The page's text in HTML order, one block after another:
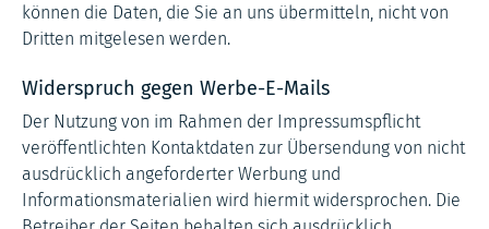
können die Daten, die Sie an uns übermitteln, nicht von
Dritten mitgelesen werden.
Widerspruch gegen Werbe-E-Mails
Der Nutzung von im Rahmen der Impressumspflicht
veröffentlichten Kontaktdaten zur Übersendung von nicht
ausdrücklich angeforderter Werbung und
Informationsmaterialien wird hiermit widersprochen. Die